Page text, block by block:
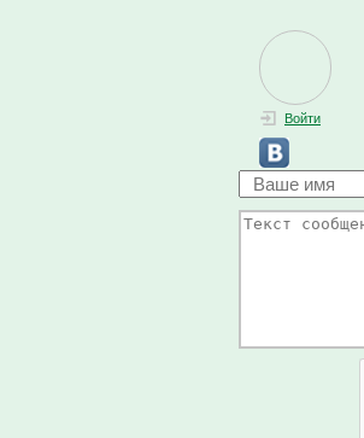
Войти